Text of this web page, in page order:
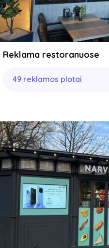
Reklama restoranuose
49 reklamos plotai